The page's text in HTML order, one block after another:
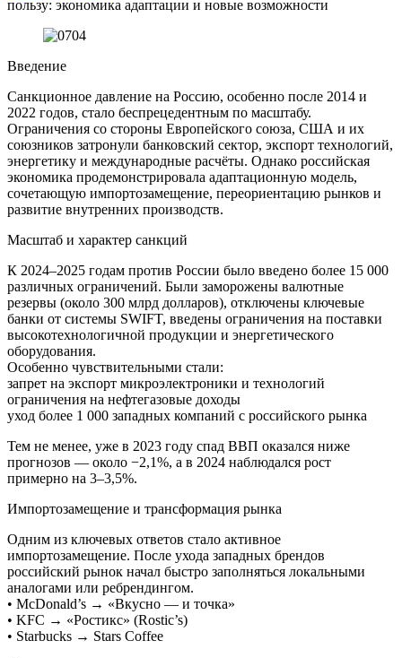
пользу: экономика адаптации и новые возможности
Введение
Санкционное давление на Россию, особенно после 2014 и
2022 годов, стало беспрецедентным по масштабу.
Ограничения со стороны Европейского союза, США и их
союзников затронули банковский сектор, экспорт технологий,
энергетику и международные расчёты. Однако российская
экономика продемонстрировала адаптационную модель,
сочетающую импортозамещение, переориентацию рынков и
развитие внутренних производств.
Масштаб и характер санкций
К 2024–2025 годам против России было введено более 15 000
различных ограничений. Были заморожены валютные
резервы (около 300 млрд долларов), отключены ключевые
банки от системы SWIFT, введены ограничения на поставки
высокотехнологичной продукции и энергетического
оборудования.
Особенно чувствительными стали:
запрет на экспорт микроэлектроники и технологий
ограничения на нефтегазовые доходы
уход более 1 000 западных компаний с российского рынка
Тем не менее, уже в 2023 году спад ВВП оказался ниже
прогнозов — около −2,1%, а в 2024 наблюдался рост
примерно на 3–3,5%.
Импортозамещение и трансформация рынка
Одним из ключевых ответов стало активное
импортозамещение. После ухода западных брендов
российский рынок начал быстро заполняться локальными
аналогами или ребрендингом.
• McDonald’s → «Вкусно — и точка»
• KFC → «Ростикс» (Rostic’s)
• Starbucks → Stars Coffee